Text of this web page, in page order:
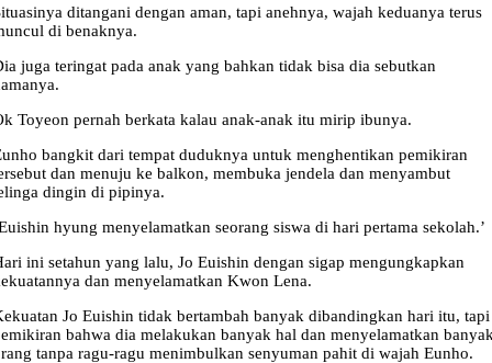
ditangani dengan aman, tapi anehnya, wajah keduanya terus
di benaknya.
juga teringat pada anak yang bahkan tidak bisa dia sebutkan
Toyeon pernah berkata kalau anak-anak itu mirip ibunya.
bangkit dari tempat duduknya untuk menghentikan pemikiran
dan menuju ke balkon, membuka jendela dan menyambut
dingin di pipinya.
hyung menyelamatkan seorang siswa di hari pertama sekolah.’
ini setahun yang lalu, Jo Euishin dengan sigap mengungkapkan
dan menyelamatkan Kwon Lena.
Jo Euishin tidak bertambah banyak dibandingkan hari itu, tapi
bahwa dia melakukan banyak hal dan menyelamatkan
tanpa ragu-ragu menimbulkan senyuman pahit di wajah Eunho.